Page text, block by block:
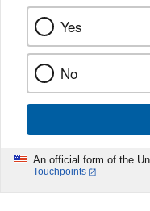
Yes
No
An official form of the
Touchpoints